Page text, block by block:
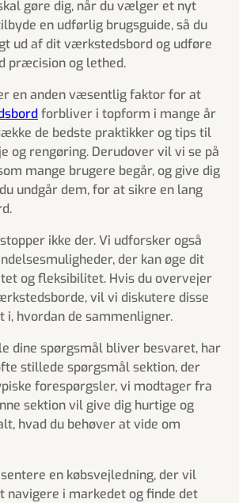
gøre dig, når du vælger et nyt
en udførlig brugsguide, så du
ud af dit værkstedsbord og udføre
præcision og lethed.
en anden væsentlig faktor for at
forbliver i topform i mange år
de bedste praktikker og tips til
og rengøring. Derudover vil vi se på
mange brugere begår, og give dig
undgår dem, for at sikre en lang
ikke der. Vi udforsker også
der kan øge dit
og fleksibilitet. Hvis du overvejer
vil vi diskutere disse
i, hvordan de sammenligner.
dine spørgsmål bliver besvaret, har
stillede spørgsmål sektion, der
forespørgsler, vi modtager fra
sektion vil give dig hurtige og
hvad du behøver at vide om
en købsvejledning, der vil
navigere i markedet og finde det